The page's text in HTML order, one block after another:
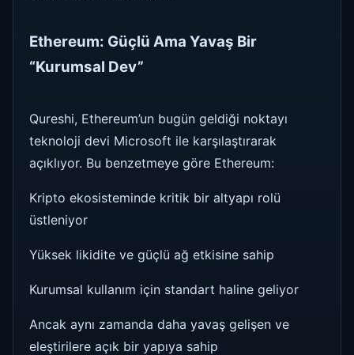
Ethereum: Güçlü Ama Yavaş Bir
“Kurumsal Dev”
Qureshi, Ethereum’un bugün geldiği noktayı
teknoloji devi Microsoft ile karşılaştırarak
açıklıyor. Bu benzetmeye göre Ethereum:
Kripto ekosisteminde kritik bir altyapı rolü
üstleniyor
Yüksek likidite ve güçlü ağ etkisine sahip
Kurumsal kullanım için standart haline geliyor
Ancak aynı zamanda daha yavaş gelişen ve
eleştirilere açık bir yapıya sahip